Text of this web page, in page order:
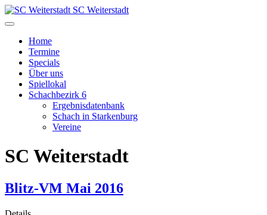
SC Weiterstadt
Home
Termine
Specials
Über uns
Spiellokal
Schachbezirk 6
Ergebnisdatenbank
Schach in Starkenburg
Vereine
SC Weiterstadt
Blitz-VM Mai 2016